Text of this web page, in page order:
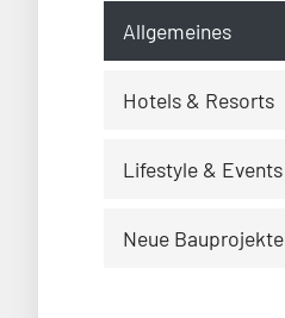
Allgemeines
Hotels & Resorts
Lifestyle & Events
Neue Bauprojekte